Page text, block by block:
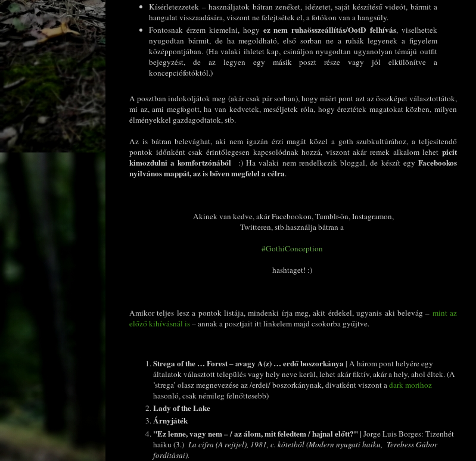
Kísérletezzetek – használjatok bátran zenéket, idézetet, saját készítésű videót, bármit a
hangulat visszaadására, viszont ne felejtsétek el, a fotókon van a hangsúly.
Fontosnak érzem kiemelni, hogy ez nem ruhaösszeállítás/OotD felhívás, viselhettek
nyugodtan bármit, de ha megoldható, első sorban ne a ruhák legyenek a figyelem
középpontjában. (Ha valaki ihletet kap, csináljon nyugodtan ugyanolyan témájú outfit
bejegyzést, de az legyen egy másik poszt része vagy jól elkülönítve a
koncepciófotóktól.)
A posztban indokoljátok meg (akár csak pár sorban), hogy miért pont azt az összképet választottátok,
mi az, ami megfogott, ha van kedvetek, meséljetek róla, hogy éreztétek magatokat közben, milyen
élményekkel gazdagodtatok, stb.
Az is bátran belevághat, aki nem igazán érzi magát közel a goth szubkultúrához, a teljesítendő
pontok időnként csak érintőlegesen kapcsolódnak hozzá, viszont akár remek alkalom lehet picit
kimozdulni a komfortzónából :) Ha valaki nem rendelkezik bloggal, de készít egy Facebookos
nyilvános mappát, az is bőven megfelel a célra.
Akinek van kedve, akár Facebookon, Tumblr-ön, Instagramon,
Twitteren, stb.használja bátran a
#GothiConception
hashtaget! :)
Amikor teljes lesz a pontok listája, mindenki írja meg, akit érdekel, ugyanis aki belevág – mint az
előző kihívásnál is– annak a posztjait itt linkelem majd csokorba gyűjtve.
Strega of the … Forest – avagy A(z) … erdő boszorkánya| A három pont helyére egy
általatok választott település vagy hely neve kerül, lehet akár fiktív, akár a hely, ahol éltek. (A
’strega’ olasz megnevezése az /erdei/ boszorkánynak, divatként viszont adark morihoz
hasonló, csak némileg felnőttesebb)
Lady of the Lake
Árnyjáték
"Ez lenne, vagy nem – / az álom, mit feledtem / hajnal előtt?"| Jorge Luis Borges: Tizenhét
haiku (3.) La cifra (A rejtjel), 1981, c. kötetből (Modern nyugati haiku, Terebess Gábor
fordításai).